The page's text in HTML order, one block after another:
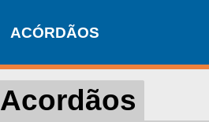
ACÓRDÃOS
Acordãos